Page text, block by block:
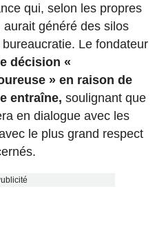
qui, selon les propres
généré des silos
Le fondateur
décision «
» en raison de
entraîne, soulignant que
en dialogue avec les
le plus grand respect